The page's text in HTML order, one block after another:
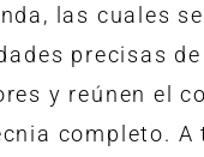
las cuales
precisas
y reúnen el
completo. A